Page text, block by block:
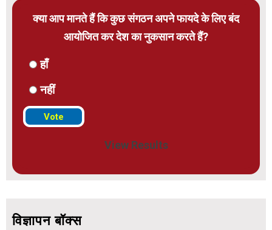
क्या आप मानते हैं कि कुछ संगठन अपने फायदे के लिए बंद
आयोजित कर देश का नुकसान करते हैं?
हाँ
नहीं
View Results
विज्ञापन बॉक्स